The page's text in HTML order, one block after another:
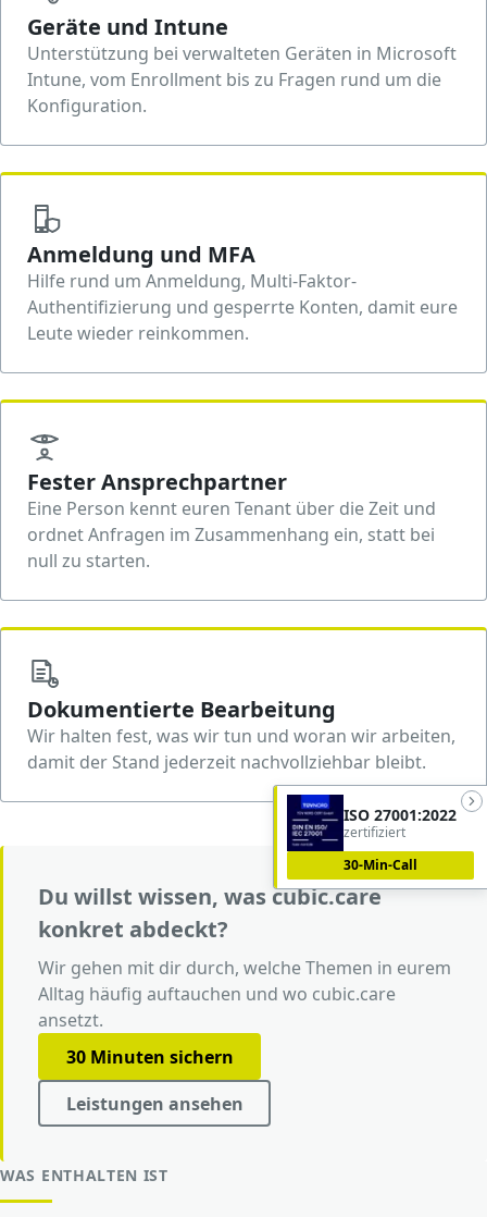
Geräte und Intune
Unterstützung bei verwalteten Geräten in Microsoft
Intune, vom Enrollment bis zu Fragen rund um die
Konfiguration.
Anmeldung und MFA
Hilfe rund um Anmeldung, Multi-Faktor-
Authentifizierung und gesperrte Konten, damit eure
Leute wieder reinkommen.
Fester Ansprechpartner
Eine Person kennt euren Tenant über die Zeit und
ordnet Anfragen im Zusammenhang ein, statt bei
null zu starten.
Dokumentierte Bearbeitung
Wir halten fest, was wir tun und woran wir arbeiten,
damit der Stand jederzeit nachvollziehbar bleibt.
Du willst wissen, was cubic.care
konkret abdeckt?
Wir gehen mit dir durch, welche Themen in eurem
Alltag häufig auftauchen und wo cubic.care
ansetzt.
30 Minuten sichern
Leistungen ansehen
WAS ENTHALTEN IST
ISO 27001:2022
zertifiziert
30-Min-Call